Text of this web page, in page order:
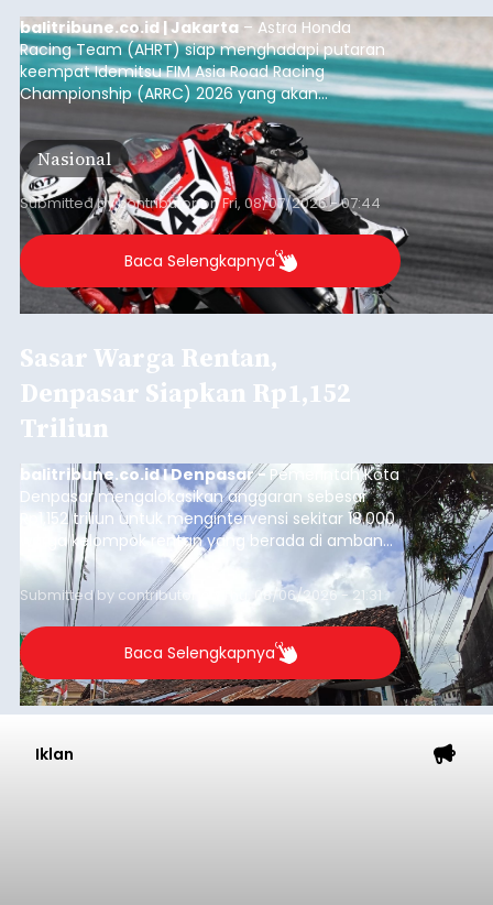
balitribune.co.id | Jakarta – Astra Honda
Racing Team (AHRT) siap menghadapi putaran
keempat Idemitsu FIM Asia Road Racing
Championship (ARRC) 2026 yang akan
berlangsung di Pertamina Mandalika
International Circuit, Lombok, Nusa Tenggara
Barat, pada 7–9 Agustus 2026.
Nasional
Submitted bycontributoronFri, 08/07/2026 - 07:44
Baca Selengkapnya
Sasar Warga Rentan,
Denpasar Siapkan Rp1,152
Triliun
balitribune.co.id I Denpasar - Pemerintah Kota
Denpasar mengalokasikan anggaran sebesar
Rp1,152 triliun untuk mengintervensi sekitar 18.000
warga kelompok rentan yang berada di ambang
garis kemiskinan. Langkah strategis ini diambil
guna menjaga masyarakat yang berada pada
kelompok desil 5 dan 6 tersebut agar tidak
merosot ke kategori miskin.
Submitted by contributor Thu, 08/06/2026 - 21:31
Baca Selengkapnya
Iklan